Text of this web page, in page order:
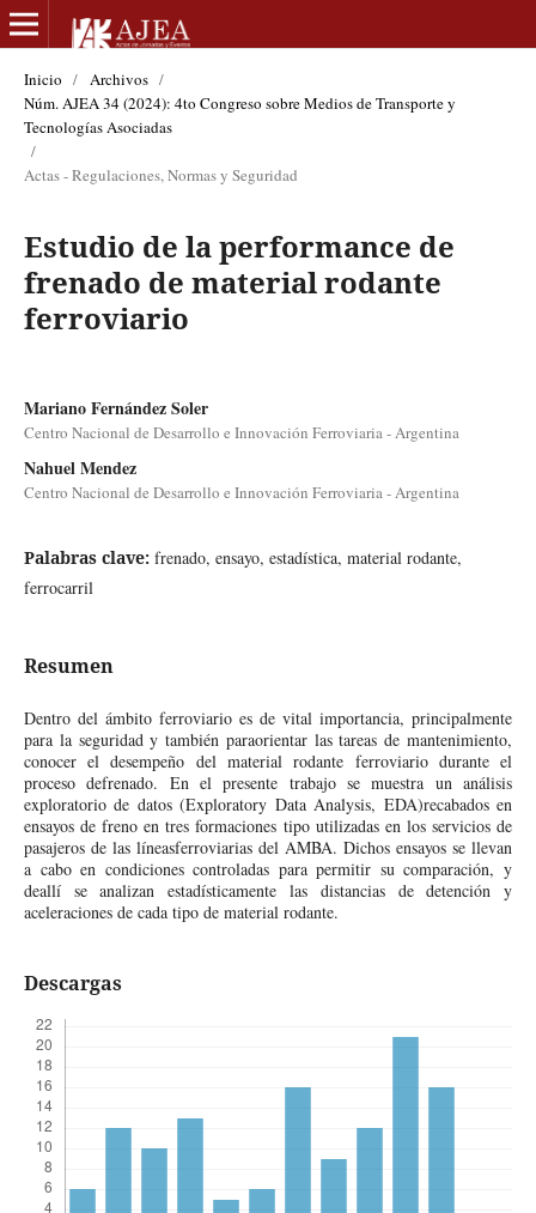
Inicio / Archivos /
Núm. AJEA 34 (2024): 4to Congreso sobre Medios de Transporte y
Tecnologías Asociadas
/
Actas - Regulaciones, Normas y Seguridad
Estudio de la performance de
frenado de material rodante
ferroviario
Mariano Fernández Soler
Centro Nacional de Desarrollo e Innovación Ferroviaria - Argentina
Nahuel Mendez
Centro Nacional de Desarrollo e Innovación Ferroviaria - Argentina
Palabras clave: frenado, ensayo, estadística, material rodante,
ferrocarril
Resumen
Dentro del ámbito ferroviario es de vital importancia, principalmente
para la seguridad y también paraorientar las tareas de mantenimiento,
conocer el desempeño del material rodante ferroviario durante el
proceso defrenado. En el presente trabajo se muestra un análisis
exploratorio de datos (Exploratory Data Analysis, EDA)recabados en
ensayos de freno en tres formaciones tipo utilizadas en los servicios de
pasajeros de las líneasferroviarias del AMBA. Dichos ensayos se llevan
a cabo en condiciones controladas para permitir su comparación, y
deallí se analizan estadísticamente las distancias de detención y
aceleraciones de cada tipo de material rodante.
Descargas